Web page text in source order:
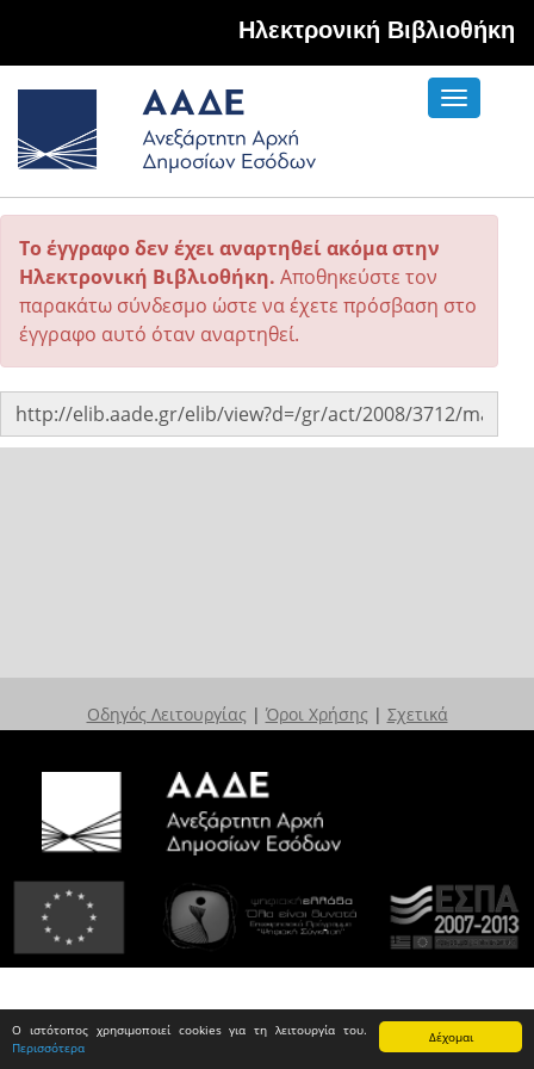
Δέχομαι
Ο ιστότοπος χρησιμοποιεί cookies για τη λειτουργία του.
Περισσότερα
Hλεκτρονική Βιβλιοθήκη
Toggle
Το έγγραφο δεν έχει αναρτηθεί ακόμα στην
Ηλεκτρονική Βιβλιοθήκη. Αποθηκεύστε τον
παρακάτω σύνδεσμο ώστε να έχετε πρόσβαση στο
έγγραφο αυτό όταν αναρτηθεί.
Οδηγός Λειτουργίας | Όροι Χρήσης | Σχετικά